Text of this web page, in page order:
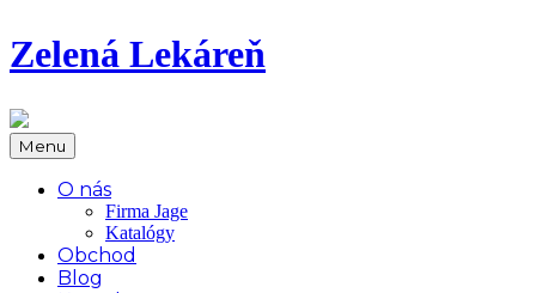
Zelená Lekáreň
Menu
O nás
Firma Jage
Katalógy
Obchod
Blog